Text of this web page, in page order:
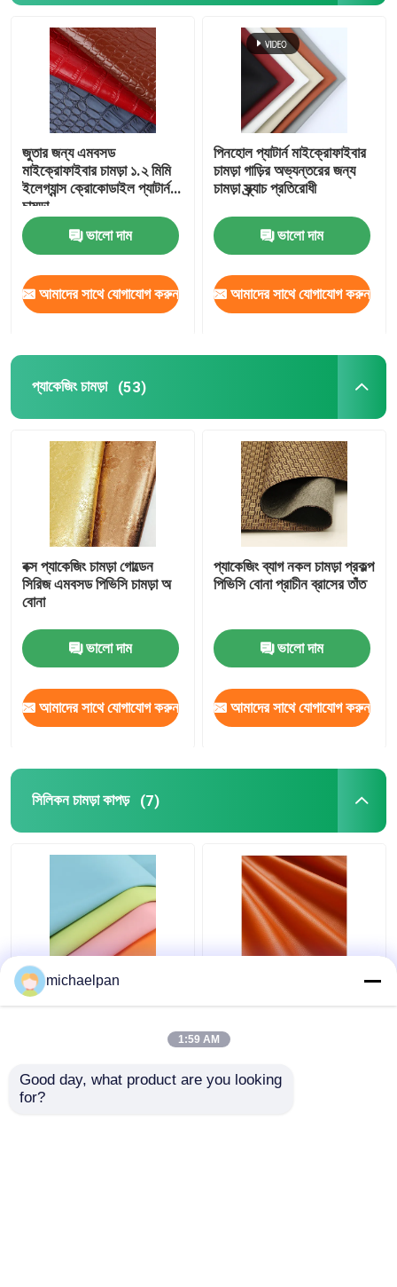
জুতার জন্য এমবসড
মাইক্রোফাইবার চামড়া ১.২ মিমি
ইলেগ্যান্স ক্রোকোডাইল প্যাটার্ন
চামড়া
ভালো দাম
আমাদের সাথে যোগাযোগ করুন
পিনহোল প্যাটার্ন মাইক্রোফাইবার
চামড়া গাড়ির অভ্যন্তরের জন্য
চামড়া স্ক্র্যাচ প্রতিরোধী
ভালো দাম
আমাদের সাথে যোগাযোগ করুন
প্যাকেজিং চামড়া (53)
বক্স প্যাকেজিং চামড়া গোল্ডেন
সিরিজ এমবসড পিভিসি চামড়া অ
বোনা
ভালো দাম
আমাদের সাথে যোগাযোগ করুন
প্যাকেজিং ব্যাগ নকল চামড়া প্রকল্প
পিভিসি বোনা প্রাচীন ব্রাসের তাঁত
ভালো দাম
আমাদের সাথে যোগাযোগ করুন
সিলিকন চামড়া কাপড় (7)
নরম সিলিকন চামড়া ফ্যাব্রিক
দ্রাবক মুক্ত স্ক্র্যাচ প্রতিরোধী
michaelpan
1:59 AM
Good day, what product are you looking
for?